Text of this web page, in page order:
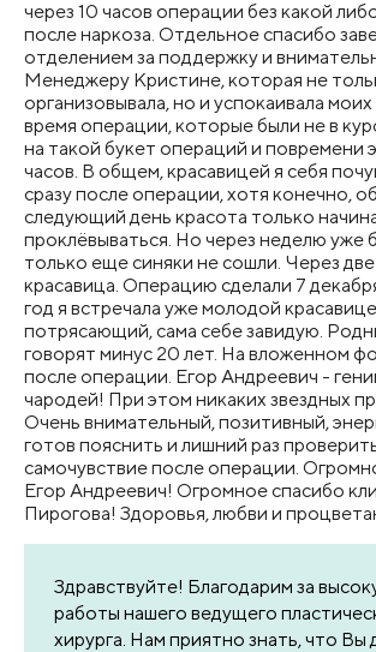
через 10 часов операции без какой
после наркоза. Отдельное спасибо
отделением за поддержку и
Менеджеру Кристине, которая не
организовывала, но и успокаивала
время операции, которые были не в
на такой букет операций и повремени
часов. В общем, красавицей я себя
сразу после операции, хотя конечно,
следующий день красота только
проклёвываться. Но через неделю уже
только еще синяки не сошли. Через
красавица. Операцию сделали 7
год я встречала уже молодой
потрясающий, сама себе завидую.
говорят минус 20 лет. На вложенном
после операции. Егор Андреевич -
чародей! При этом никаких звездных
Очень внимательный, позитивный,
готов пояснить и лишний раз
самочувствие после операции.
Егор Андреевич! Огромное спасибо
Пирогова! Здоровья, любви и
Здравствуйте! Благодарим за
работы нашего ведущего
хирурга. Нам приятно знать, что Вы